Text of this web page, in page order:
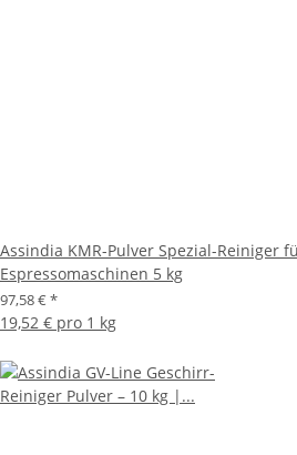
Assindia KMR-Pulver Spezial-Reiniger
Espressomaschinen 5 kg
97,58 € *
19,52 € pro 1 kg